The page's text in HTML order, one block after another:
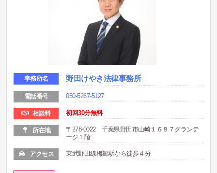
事務所名 野田けやき法律事務所
電話番号 050-5267-5127
相談料 初回30分無料
所在地
〒278-0022 千葉県野田市山崎１６８７グランテ
ージ１階
アクセス 東武野田線梅郷駅から徒歩４分